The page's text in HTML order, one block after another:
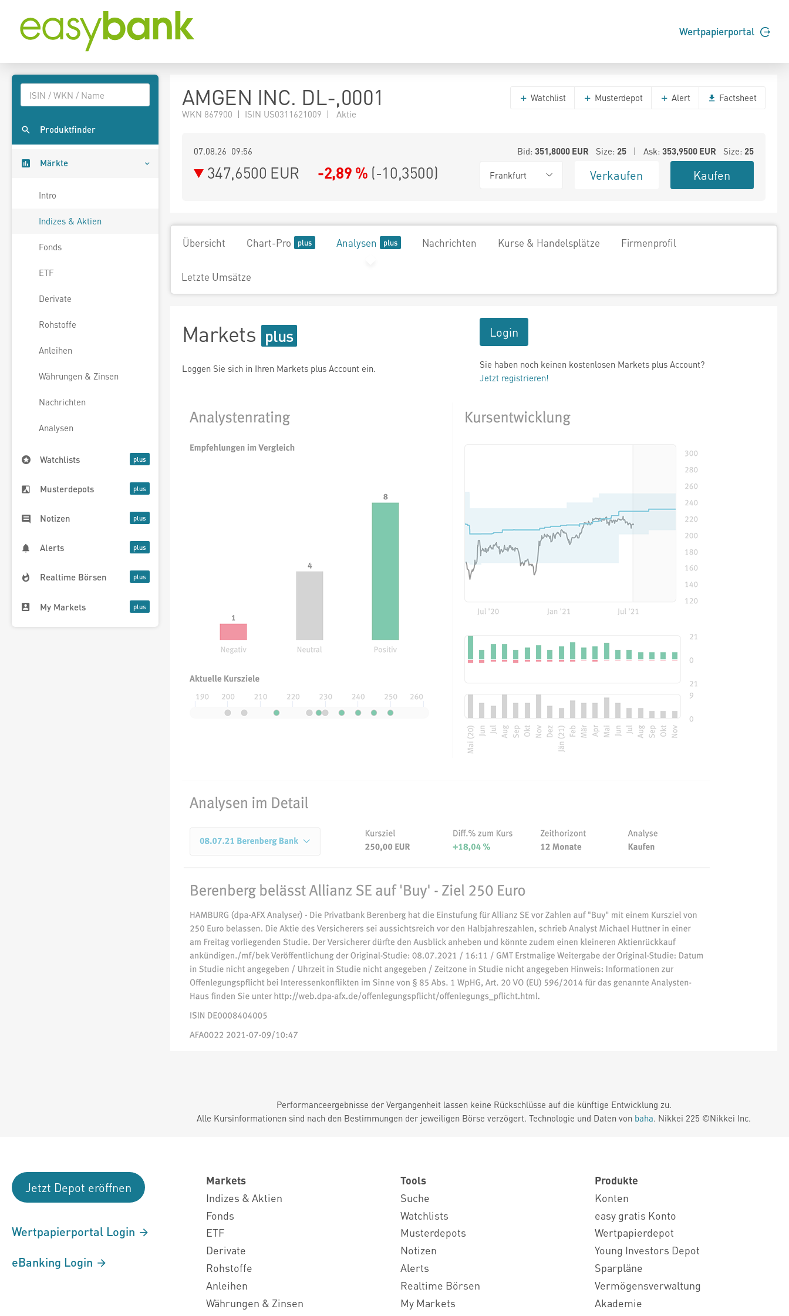
Wertpapierportal
Produktfinder
Märkte
Intro
Indizes & Aktien
Fonds
ETF
Derivate
Rohstoffe
Anleihen
Währungen & Zinsen
Nachrichten
Analysen
Watchlists
Musterdepots
Notizen
Alerts
Realtime Börsen
My Markets
AMGEN INC. DL-,0001
WKN 867900 | ISIN US0311621009 | Aktie
Watchlist Musterdepot Alert Factsheet
07.08.26 09:56 Bid: 351,8000EUR Size: 25| Ask: 353,9500EUR Size: 25
347,6500 EUR -2,89 % (-10,3500) Frankfurt Verkaufen Kaufen
Übersicht Chart-Pro Analysen Nachrichten Kurse & Handelsplätze Firmenprofil
Letzte Umsätze
Markets
Loggen Sie sich in Ihren Markets plus Account ein.
Login
Sie haben noch keinen kostenlosen Markets plus Account?
Jetzt registrieren!
Performanceergebnisse der Vergangenheit lassen keine Rückschlüsse auf die künftige Entwicklung zu.
Alle Kursinformationen sind nach den Bestimmungen der jeweiligen Börse verzögert. Technologie und Daten von baha. Nikkei 225 ©Nikkei Inc.
Jetzt Depot eröffnen
Wertpapierportal Login
eBanking Login
Markets
Indizes & Aktien
Fonds
ETF
Derivate
Rohstoffe
Anleihen
Währungen & Zinsen
Tools
Suche
Watchlists
Musterdepots
Notizen
Alerts
Realtime Börsen
My Markets
Produkte
Konten
easy gratis Konto
Wertpapierdepot
Young Investors Depot
Sparpläne
Vermögensverwaltung
Akademie